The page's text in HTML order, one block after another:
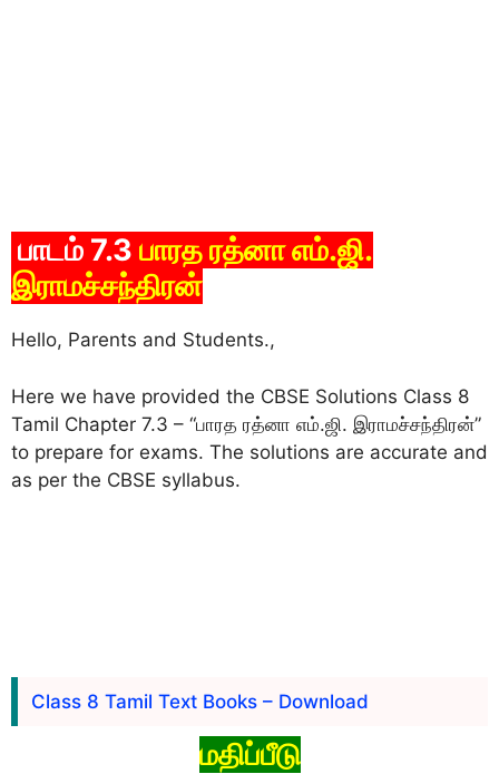
பாடம் 7.3 பாரத ரத்னா எம்.ஜி.
இராமச்சந்திரன்
Hello, Parents and Students.,
Here we have provided the CBSE Solutions Class 8
Tamil Chapter 7.3 – “பாரத ரத்னா எம்.ஜி. இராமச்சந்திரன்”
to prepare for exams. The solutions are accurate and
as per the CBSE syllabus.
Class 8 Tamil Text Books – Download
மதிப்பீடு